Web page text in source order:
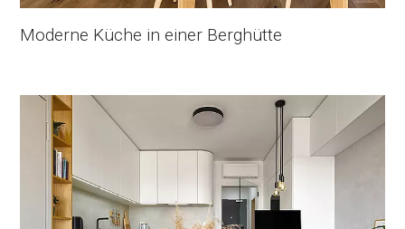
Moderne Küche in einer Berghütte